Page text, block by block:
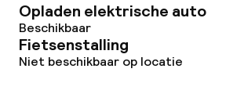
Schoonmaakvoorzieningen
Wasservice
Opladen elektrische auto
Beschikbaar
Fietsenstalling
Niet beschikbaar op locatie